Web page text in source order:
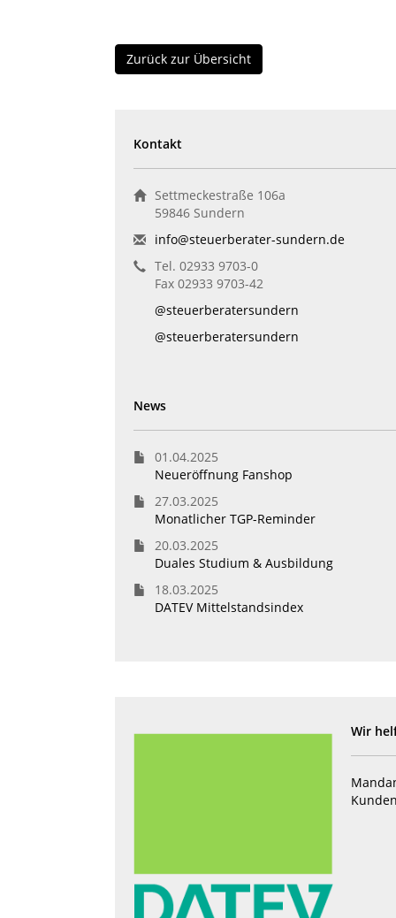
Zurück zur Übersicht
Kontakt
Settmeckestraße 106a
59846 Sundern
info@steuerberater-sundern.de
Tel. 02933 9703-0
Fax 02933 9703-42
@steuerberatersundern
@steuerberatersundern
News
01.04.2025
Neueröffnung Fanshop
27.03.2025
Monatlicher TGP-Reminder
20.03.2025
Duales Studium & Ausbildung
18.03.2025
DATEV Mittelstandsindex
Wir